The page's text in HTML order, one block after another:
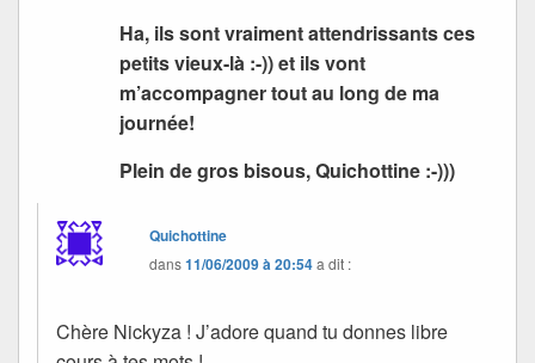
Ha, ils sont vraiment attendrissants ces
petits vieux-là :-)) et ils vont
m’accompagner tout au long de ma
journée!
Plein de gros bisous, Quichottine :-)))
Quichottine
dans11/06/2009 à 20:54a dit :
Chère Nickyza ! J’adore quand tu donnes libre